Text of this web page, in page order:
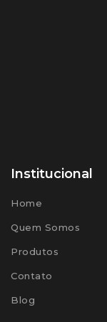
Institucional
Home
Quem Somos
Produtos
Contato
Blog